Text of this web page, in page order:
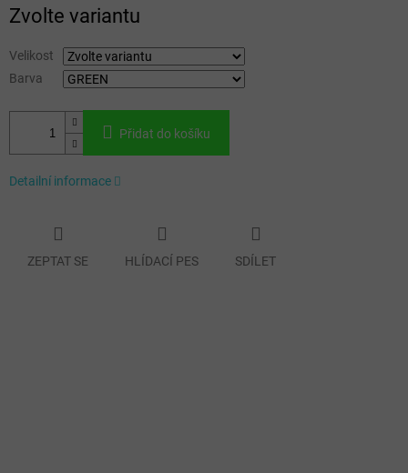
cena:
Zvolte variantu
Velikost
Barva
Přidat do košíku
Detailní informace
ZEPTAT SE HLÍDACÍ PES SDÍLET